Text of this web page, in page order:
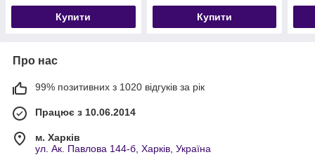
Купити Купити
Про нас
99% позитивних з 1020 відгуків за рік
Працює з 10.06.2014
м. Харків
ул. Ак. Павлова 144-б, Харків, Україна